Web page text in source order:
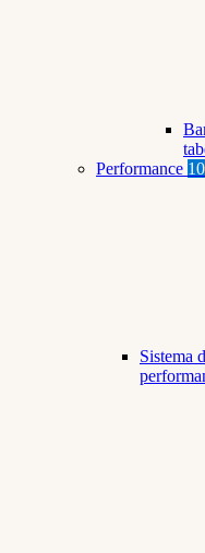
Performance 10
Sistema